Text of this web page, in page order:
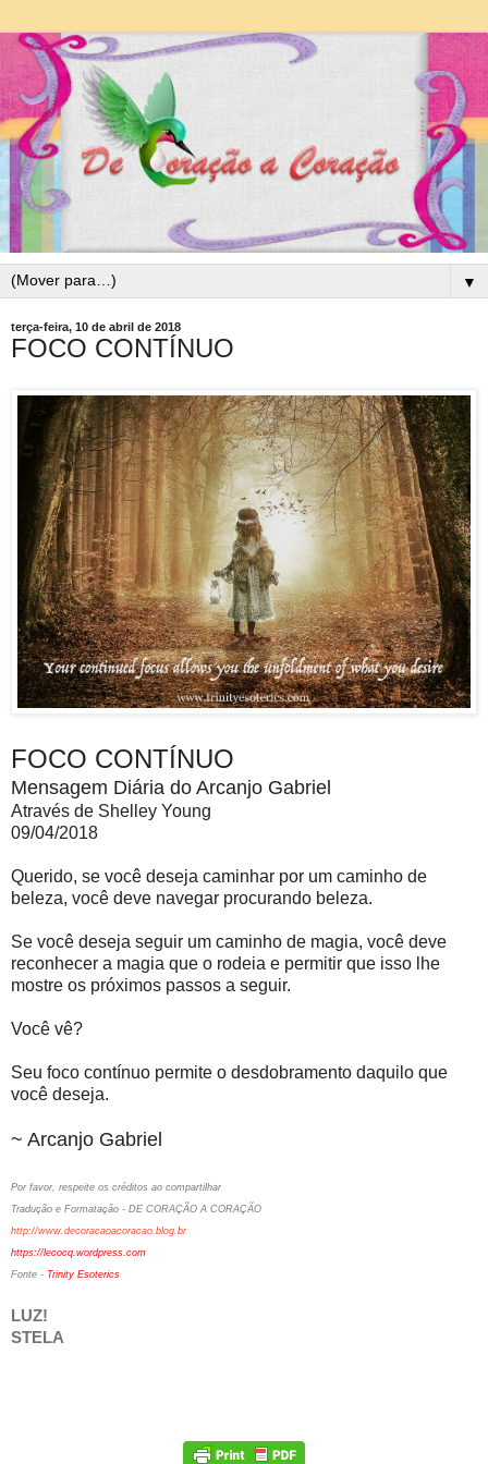
▼
terça-feira, 10 de abril de 2018
FOCO CONTÍNUO
FOCO CONTÍNUO
Mensagem Diária do Arcanjo Gabriel
Através de Shelley Young
09/04/2018
Querido, se você deseja caminhar por um caminho de
beleza, você deve navegar procurando beleza.
Se você deseja seguir um caminho de magia, você deve
reconhecer a magia que o rodeia e permitir que isso lhe
mostre os próximos passos a seguir.
Você vê?
Seu foco contínuo permite o desdobramento daquilo que
você deseja.
~ Arcanjo Gabriel
Por favor, respeite os créditos ao compartilhar
Tradução e Formatação - DE CORAÇÃO A CORAÇÃO
http://www.decoracaoacoracao.blog.br
https://lecocq.wordpress.com
Fonte - Trinity Esoterics
LUZ!
STELA